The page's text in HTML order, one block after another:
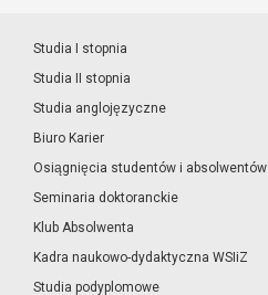
Studia I stopnia
Studia II stopnia
Studia anglojęzyczne
Biuro Karier
Osiągnięcia studentów i absolwentów
Seminaria doktoranckie
Klub Absolwenta
Kadra naukowo-dydaktyczna WSIiZ
Studia podyplomowe